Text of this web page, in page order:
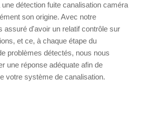
détection fuite canalisation caméra
son origine. Avec notre
assuré d'avoir un relatif contrôle sur
et ce, à chaque étape du
problèmes détectés, nous nous
une réponse adéquate afin de
votre système de canalisation.